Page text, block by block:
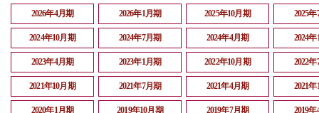
2026年4月期 2026年1月期 2025年10月期 2025
2024年10月期 2024年7月期 2024年4月期 2024
2023年4月期 2023年1月期 2022年10月期 2022
2021年10月期 2021年7月期 2021年4月期 2021
2020年1月期 2019年10月期 2019年7月期 2019